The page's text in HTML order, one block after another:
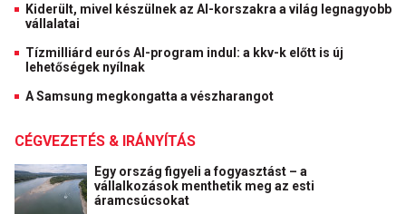
Kiderült, mivel készülnek az AI-korszakra a világ legnagyobb
vállalatai
Tízmilliárd eurós AI-program indul: a kkv-k előtt is új
lehetőségek nyílnak
A Samsung megkongatta a vészharangot
CÉGVEZETÉS & IRÁNYÍTÁS
Egy ország figyeli a fogyasztást – a
vállalkozások menthetik meg az esti
áramcsúcsokat